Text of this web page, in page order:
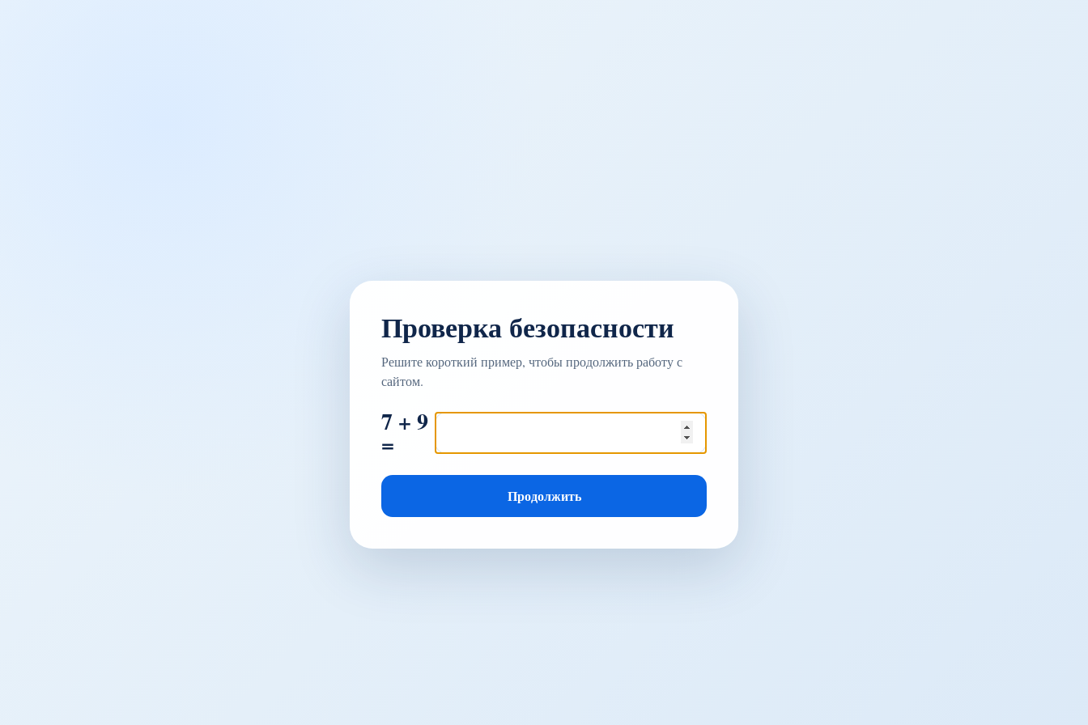
Проверка безопасности
Решите короткий пример, чтобы продолжить работу с
сайтом.
7 + 9
=
Продолжить